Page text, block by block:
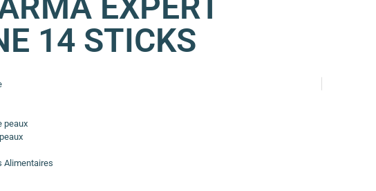
14 STICKS
peaux
Alimentaires